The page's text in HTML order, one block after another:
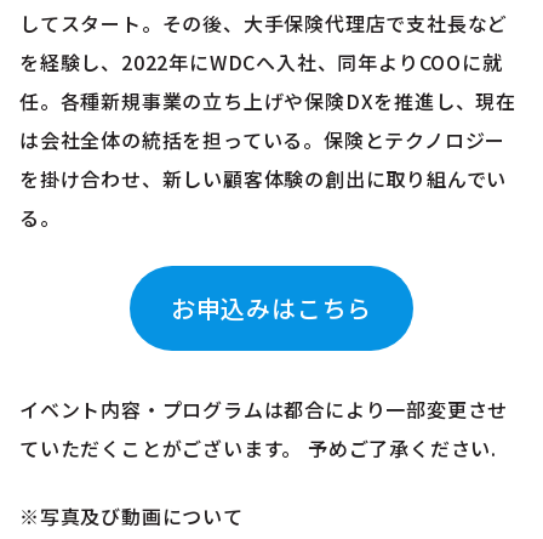
してスタート。その後、大手保険代理店で支社長など
を経験し、2022年にWDCへ入社、同年よりCOOに就
任。各種新規事業の立ち上げや保険DXを推進し、現在
は会社全体の統括を担っている。保険とテクノロジー
を掛け合わせ、新しい顧客体験の創出に取り組んでい
る。
お申込みはこちら
イベント内容・プログラムは都合により一部変更させ
ていただくことがございます。 予めご了承ください.
※写真及び動画について